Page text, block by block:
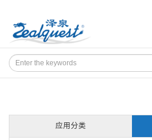
应用分类